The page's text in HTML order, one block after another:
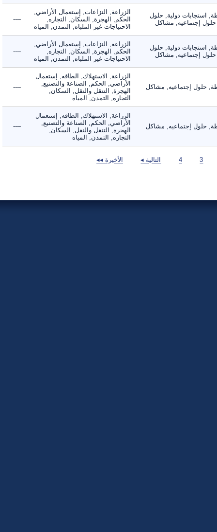
استجابات دولية, حلول
إجتماعيه, مشاكل
الزراعة, النزاعات, إستعمال الأراضي,
الحكم, الهجرة, السكان, التجاره,
الاحتياجات غير الملباه, التمدن, المياه
----
استجابات دولية, حلول
إجتماعيه, مشاكل
الزراعة, النزاعات, إستعمال الأراضي,
الحكم, الهجرة, السكان, التجاره,
الاحتياجات غير الملباه, التمدن, المياه
----
حلول إجتماعيه, مشاكل
الزراعة, الاستهلاك, الطاقه, إستعمال
الأراضي, الحكم, الصناعة والتصنيع,
الهجرة, التنقل والنقل, السكان,
التجاره, التمدن, المياه
----
حلول إجتماعيه, مشاكل
الزراعة, الاستهلاك, الطاقه, إستعمال
الأراضي, الحكم, الصناعة والتصنيع,
الهجرة, التنقل والنقل, السكان,
التجاره, التمدن, المياه
----
التالية ◂ الأخيرة ◂◂